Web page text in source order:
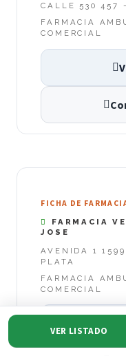
CALLE 530 457
FARMACIA
COMERCIAL
FICHA DE
FARMACIA
JOSE
AVENIDA 1
PLATA
FARMACIA
COMERCIAL
VER LISTADO